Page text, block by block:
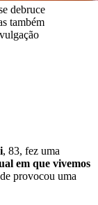
debruce
também
, 83, fez uma
em que vivemos
provocou uma